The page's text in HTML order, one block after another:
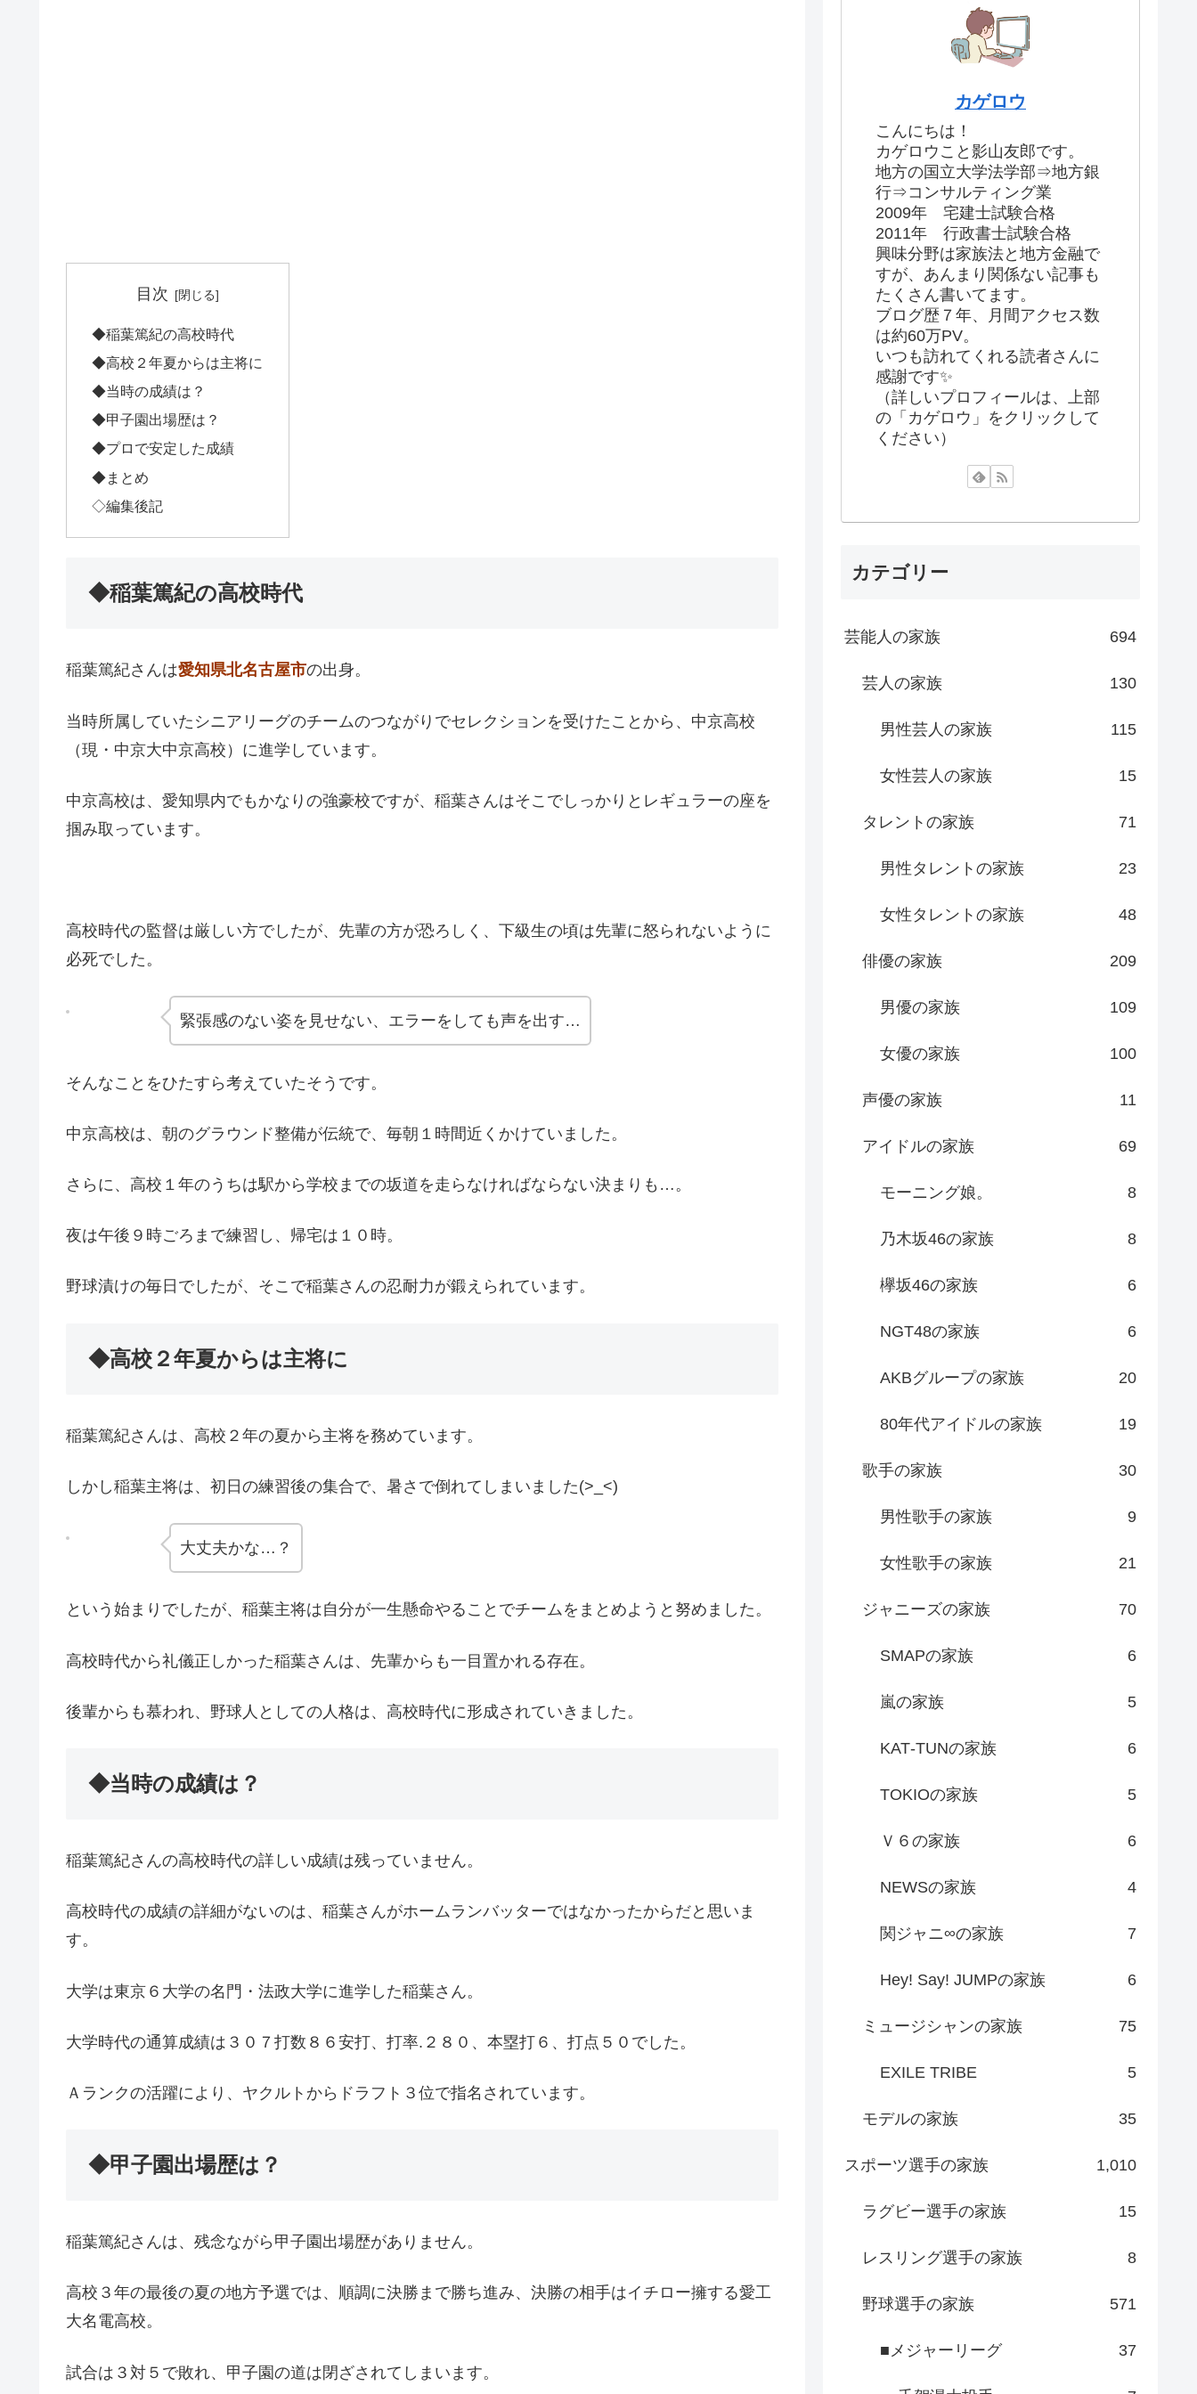
目次
◆稲葉篤紀の高校時代
◆高校２年夏からは主将に
◆当時の成績は？
◆甲子園出場歴は？
◆プロで安定した成績
◆まとめ
◇編集後記
◆稲葉篤紀の高校時代
稲葉篤紀さんは愛知県北名古屋市の出身。
当時所属していたシニアリーグのチームのつながりでセレクションを受けたことから、中京高校
（現・中京大中京高校）に進学しています。
中京高校は、愛知県内でもかなりの強豪校ですが、稲葉さんはそこでしっかりとレギュラーの座を
掴み取っています。
高校時代の監督は厳しい方でしたが、先輩の方が恐ろしく、下級生の頃は先輩に怒られないように
必死でした。
緊張感のない姿を見せない、エラーをしても声を出す…
そんなことをひたすら考えていたそうです。
中京高校は、朝のグラウンド整備が伝統で、毎朝１時間近くかけていました。
さらに、高校１年のうちは駅から学校までの坂道を走らなければならない決まりも…。
夜は午後９時ごろまで練習し、帰宅は１０時。
野球漬けの毎日でしたが、そこで稲葉さんの忍耐力が鍛えられています。
◆高校２年夏からは主将に
稲葉篤紀さんは、高校２年の夏から主将を務めています。
しかし稲葉主将は、初日の練習後の集合で、暑さで倒れてしまいました(>_<)
大丈夫かな…？
という始まりでしたが、稲葉主将は自分が一生懸命やることでチームをまとめようと努めました。
高校時代から礼儀正しかった稲葉さんは、先輩からも一目置かれる存在。
後輩からも慕われ、野球人としての人格は、高校時代に形成されていきました。
◆当時の成績は？
稲葉篤紀さんの高校時代の詳しい成績は残っていません。
高校時代の成績の詳細がないのは、稲葉さんがホームランバッターではなかったからだと思いま
す。
大学は東京６大学の名門・法政大学に進学した稲葉さん。
大学時代の通算成績は３０７打数８６安打、打率.２８０、本塁打６、打点５０でした。
Ａランクの活躍により、ヤクルトからドラフト３位で指名されています。
◆甲子園出場歴は？
稲葉篤紀さんは、残念ながら甲子園出場歴がありません。
高校３年の最後の夏の地方予選では、順調に決勝まで勝ち進み、決勝の相手はイチロー擁する愛工
大名電高校。
試合は３対５で敗れ、甲子園の道は閉ざされてしまいます。
カゲロウ
こんにちは！
カゲロウこと影山友郎です。
地方の国立大学法学部⇒地方銀
行⇒コンサルティング業
2009年 宅建士試験合格
2011年 行政書士試験合格
興味分野は家族法と地方金融で
すが、あんまり関係ない記事も
たくさん書いてます。
ブログ歴７年、月間アクセス数
は約60万PV。
いつも訪れてくれる読者さんに
感謝です✨
（詳しいプロフィールは、上部
の「カゲロウ」をクリックして
ください）
カテゴリー
芸能人の家族 694
芸人の家族 130
男性芸人の家族 115
女性芸人の家族 15
タレントの家族 71
男性タレントの家族 23
女性タレントの家族 48
俳優の家族 209
男優の家族 109
女優の家族 100
声優の家族 11
アイドルの家族 69
モーニング娘。 8
乃木坂46の家族 8
欅坂46の家族 6
NGT48の家族 6
AKBグループの家族 20
80年代アイドルの家族 19
歌手の家族 30
男性歌手の家族 9
女性歌手の家族 21
ジャニーズの家族 70
SMAPの家族 6
嵐の家族 5
KAT‐TUNの家族 6
TOKIOの家族 5
Ｖ６の家族 6
NEWSの家族 4
関ジャニ∞の家族 7
Hey! Say! JUMPの家族 6
ミュージシャンの家族 75
EXILE TRIBE 5
モデルの家族 35
スポーツ選手の家族 1,010
ラグビー選手の家族 15
レスリング選手の家族 8
野球選手の家族 571
■メジャーリーグ 37